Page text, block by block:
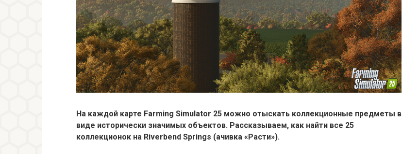
На каждой карте Farming Simulator 25 можно отыскать коллекционные предметы в
виде исторически значимых объектов. Рассказываем, как найти все 25
коллекционок на Riverbend Springs (ачивка «Расти»).